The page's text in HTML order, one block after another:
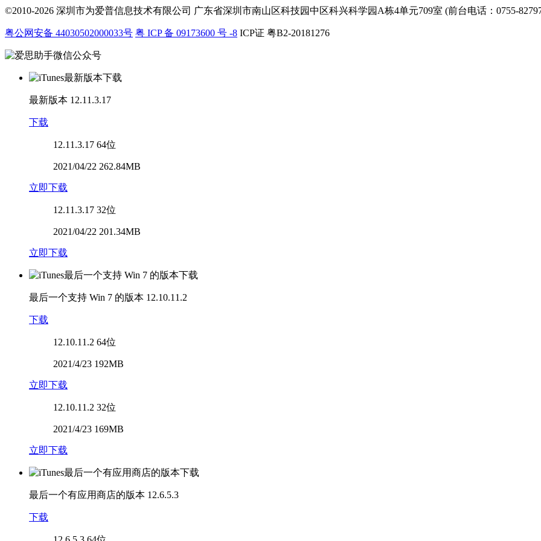
©2010-2026 深圳市为爱普信息技术有限公司 广东省深圳市南山区科技园中区科兴科学园A栋4单元709室 (前台电话：0755-
粤公网安备 44030502000033号 粤 ICP 备 09173600 号 -8 ICP证 粤B2-20181276
最新版本 12.11.3.17
下载
12.11.3.17 64位
2021/04/22 262.84MB
立即下载
12.11.3.17 32位
2021/04/22 201.34MB
立即下载
最后一个支持 Win 7 的版本 12.10.11.2
下载
12.10.11.2 64位
2021/4/23 192MB
立即下载
12.10.11.2 32位
2021/4/23 169MB
立即下载
最后一个有应用商店的版本 12.6.5.3
下载